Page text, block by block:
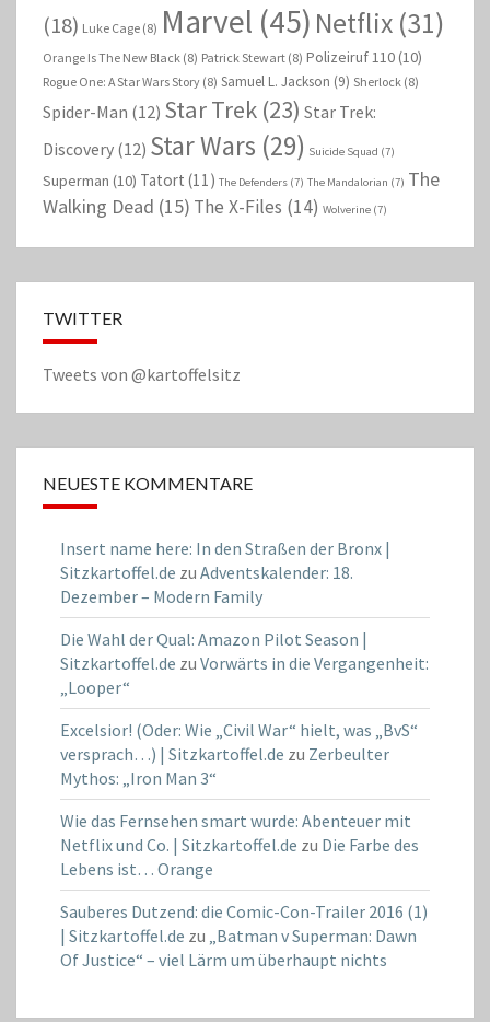
(18) Luke Cage (8) Marvel (45) Netflix (31)
Orange Is The New Black (8) Patrick Stewart (8) Polizeiruf 110 (10)
Rogue One: A Star Wars Story (8) Samuel L. Jackson (9) Sherlock (8)
Spider-Man (12) Star Trek (23) Star Trek:
Discovery (12) Star Wars (29) Suicide Squad (7)
Superman (10) Tatort (11) The Defenders (7) The Mandalorian (7) The
Walking Dead (15) The X-Files (14) Wolverine (7)
TWITTER
Tweets von @kartoffelsitz
NEUESTE KOMMENTARE
Insert name here: In den Straßen der Bronx |
Sitzkartoffel.de zu Adventskalender: 18.
Dezember – Modern Family
Die Wahl der Qual: Amazon Pilot Season |
Sitzkartoffel.de zu Vorwärts in die Vergangenheit:
„Looper“
Excelsior! (Oder: Wie „Civil War“ hielt, was „BvS“
versprach…) | Sitzkartoffel.de zu Zerbeulter
Mythos: „Iron Man 3“
Wie das Fernsehen smart wurde: Abenteuer mit
Netflix und Co. | Sitzkartoffel.de zu Die Farbe des
Lebens ist… Orange
Sauberes Dutzend: die Comic-Con-Trailer 2016 (1)
| Sitzkartoffel.de zu „Batman v Superman: Dawn
Of Justice“ – viel Lärm um überhaupt nichts